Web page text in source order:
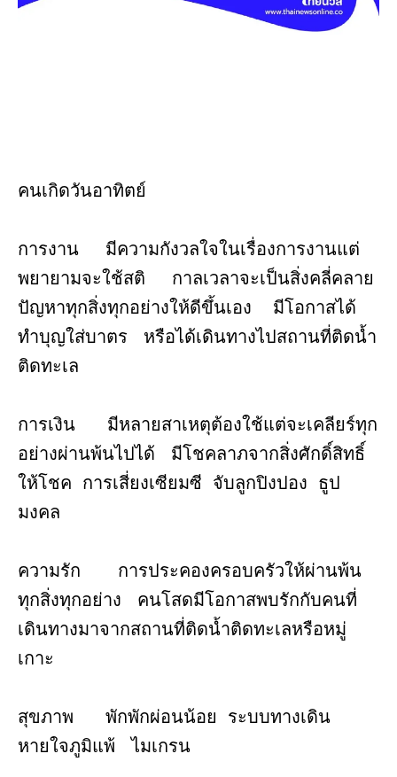
คนเกิดวันอาทิตย์
การงาน มีความกังวลใจในเรื่องการงานแต่
พยายามจะใช้สติ กาลเวลาจะเป็นสิ่งคลี่คลาย
ปัญหาทุกสิ่งทุกอย่างให้ดีขึ้นเอง มีโอกาสได้
ทำบุญใส่บาตร หรือได้เดินทางไปสถานที่ติดน้ำ
ติดทะเล
การเงิน มีหลายสาเหตุต้องใช้แต่จะเคลียร์ทุก
อย่างผ่านพ้นไปได้ มีโชคลาภจากสิ่งศักดิ์สิทธิ์
ให้โชค การเสี่ยงเซียมซี จับลูกปิงปอง ธูป
มงคล
ความรัก การประคองครอบครัวให้ผ่านพ้น
ทุกสิ่งทุกอย่าง คนโสดมีโอกาสพบรักกับคนที่
เดินทางมาจากสถานที่ติดน้ำติดทะเลหรือหมู่
เกาะ
สุขภาพ พักพักผ่อนน้อย ระบบทางเดิน
หายใจภูมิแพ้ ไมเกรน